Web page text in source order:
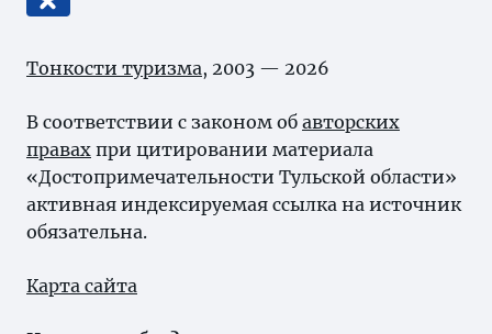
Тонкости туризма, 2003 — 2026
В соответствии с законом об авторских
правах при цитировании материала
«Достопримечательности Тульской области»
активная индексируемая ссылка на источник
обязательна.
Карта сайта